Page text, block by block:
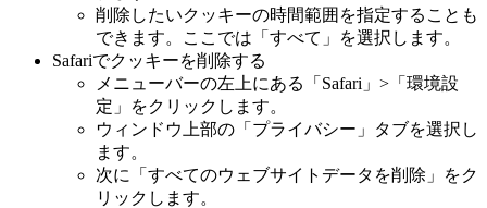
削除したいクッキーの時間範囲を指定することも
できます。ここでは「すべて」を選択します。
Safariでクッキーを削除する
メニューバーの左上にある「Safari」>「環境設
定」をクリックします。
ウィンドウ上部の「プライバシー」タブを選択し
ます。
次に「すべてのウェブサイトデータを削除」をク
リックします。